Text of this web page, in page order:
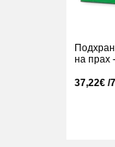
на прах
37,22€ /